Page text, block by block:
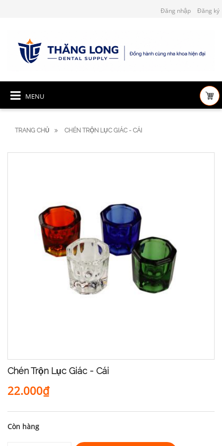
Đăng nhập Đăng ký
MENU
TRANG CHỦ CHÉN TRỘN LỤC GIÁC - CÁI
Chén Trộn Lục Giác - Cái
22.000₫
Còn hàng